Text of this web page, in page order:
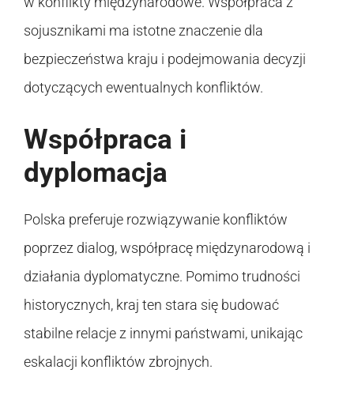
sojusznikami ma istotne znaczenie dla
bezpieczeństwa kraju i podejmowania decyzji
dotyczących ewentualnych konfliktów.
Współpraca i
dyplomacja
Polska preferuje rozwiązywanie konfliktów
poprzez dialog, współpracę międzynarodową i
działania dyplomatyczne. Pomimo trudności
historycznych, kraj ten stara się budować
stabilne relacje z innymi państwami, unikając
eskalacji konfliktów zbrojnych.